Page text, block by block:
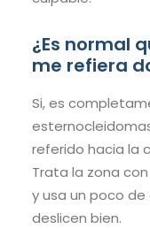
¿Es normal
me refiera
Si, es
referido hacia la
Trata la zona
y usa un poco
deslicen bien.